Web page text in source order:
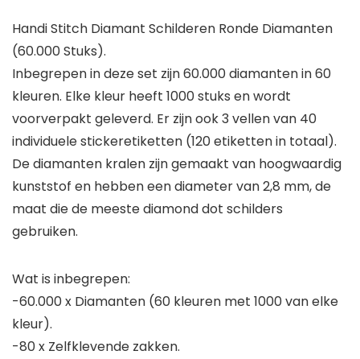
Handi Stitch Diamant Schilderen Ronde Diamanten
(60.000 Stuks).
Inbegrepen in deze set zijn 60.000 diamanten in 60
kleuren. Elke kleur heeft 1000 stuks en wordt
voorverpakt geleverd. Er zijn ook 3 vellen van 40
individuele stickeretiketten (120 etiketten in totaal).
De diamanten kralen zijn gemaakt van hoogwaardig
kunststof en hebben een diameter van 2,8 mm, de
maat die de meeste diamond dot schilders
gebruiken.
Wat is inbegrepen:
-60.000 x Diamanten (60 kleuren met 1000 van elke
kleur).
-80 x Zelfklevende zakken.